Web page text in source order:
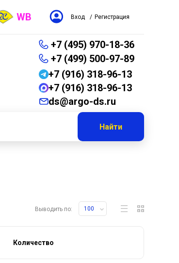
WB Вход / Регистрация
+7 (495) 970-18-36
+7 (499) 500-97-89
+7 (916) 318-96-13
+7 (916) 318-96-13
ds@argo-ds.ru
Найти
Выводить по: 100
Количество